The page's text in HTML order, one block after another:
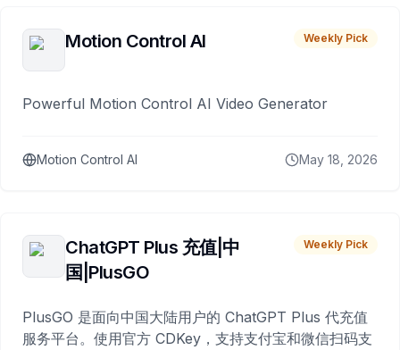
Motion Control AI Weekly Pick
Powerful Motion Control AI Video Generator
Motion Control AI May 18, 2026
ChatGPT Plus 充值|中
国|PlusGO
Weekly Pick
PlusGO 是面向中国大陆用户的 ChatGPT Plus 代充值
服务平台。使用官方 CDKey，支持支付宝和微信扫码支